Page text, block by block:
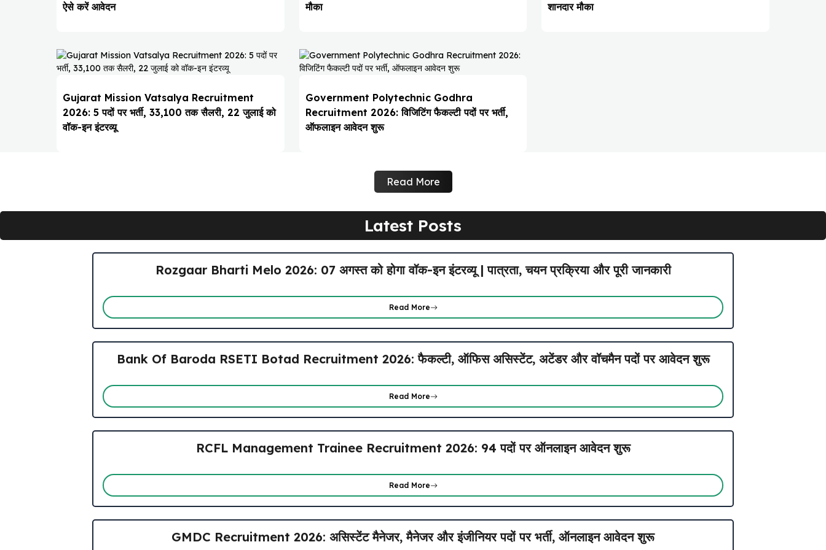
ऐसे करें आवेदन मौका शानदार मौका
Gujarat Mission Vatsalya Recruitment
2026: 5 पदों पर भर्ती, ₹33,100 तक सैलरी, 22 जुलाई को
वॉक-इन इंटरव्यू
Government Polytechnic Godhra
Recruitment 2026: विजिटिंग फैकल्टी पदों पर भर्ती,
ऑफलाइन आवेदन शुरू
Read More
Latest Posts
Rozgaar Bharti Melo 2026: 07 अगस्त को होगा वॉक-इन इंटरव्यू | पात्रता, चयन प्रक्रिया और पूरी जानकारी
Read More
Bank Of Baroda RSETI Botad Recruitment 2026: फैकल्टी, ऑफिस असिस्टेंट, अटेंडर और वॉचमैन पदों पर आवेदन शुरू
Read More
RCFL Management Trainee Recruitment 2026: 94 पदों पर ऑनलाइन आवेदन शुरू
Read More
GMDC Recruitment 2026: असिस्टेंट मैनेजर, मैनेजर और इंजीनियर पदों पर भर्ती, ऑनलाइन आवेदन शुरू